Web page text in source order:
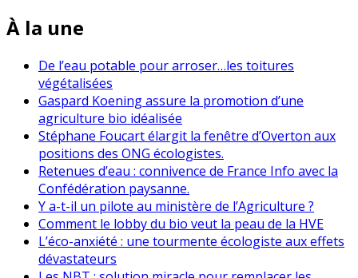
À la une
De l’eau potable pour arroser…les toitures
végétalisées
Gaspard Koening assure la promotion d’une
agriculture bio idéalisée
Stéphane Foucart élargit la fenêtre d’Overton aux
positions des ONG écologistes.
Retenues d’eau : connivence de France Info avec la
Confédération paysanne.
Y a-t-il un pilote au ministère de l’Agriculture ?
Comment le lobby du bio veut la peau de la HVE
L’éco-anxiété : une tourmente écologiste aux effets
dévastateurs